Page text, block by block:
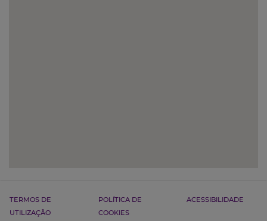
TERMOS DE
UTILIZAÇÃO
POLÍTICA DE
COOKIES
ACESSIBILIDADE